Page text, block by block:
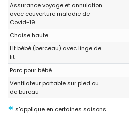
- 8,9
Groupes d'amis - Juillet 2020 - Espagne
(Texte original)
Todo fantástico pero llevad
(Traduit par Google)
Tout est fantastique mais apportez
Assurance voyage et annulation
avec couverture maladie de
Covid-19
Chaise haute
Lit bébé (berceau) avec linge de
lit
Parc pour bébé
Ventilateur portable sur pied ou
de bureau
* s'applique en certaines saisons